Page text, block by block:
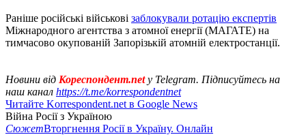
Раніше російські військові заблокували ротацію експертів
Міжнародного агентства з атомної енергії (МАГАТЕ) на
тимчасово окупованій Запорізькій атомній електростанції.
Новини від Кореспондент.netу Telegram. Підписуйтесь на
наш канал https://t.me/korrespondentnet
Читайте Korrespondent.net в Google News
Війна Росії з Україною
СюжетВторгнення Росії в Україну. Онлайн